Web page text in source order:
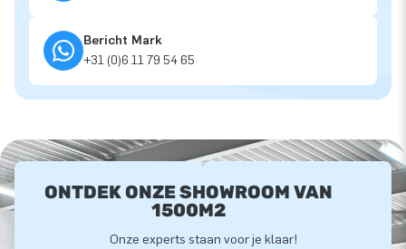
Bericht Mark
+31 (0)6 11 79 54 65
ONTDEK ONZE SHOWROOM VAN
1500M2
Onze experts staan voor je klaar!